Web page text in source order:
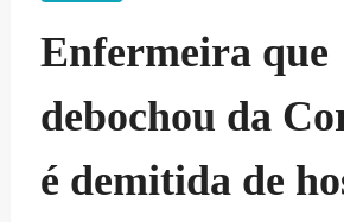
Enfermeira que
debochou da
é demitida de